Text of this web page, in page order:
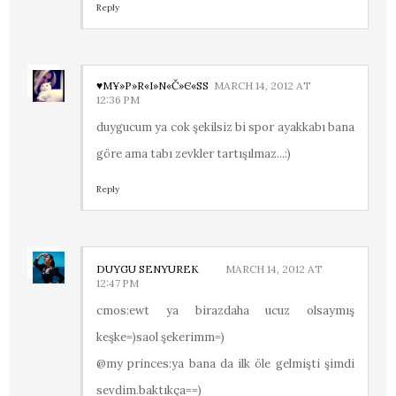
Reply
♥МҰ»P»R«I»N«Č»Є«SS MARCH 14, 2012 AT
12:36 PM
duygucum ya cok şekilsiz bi spor ayakkabı bana
göre ama tabı zevkler tartışılmaz...:)
Reply
DUYGU SENYUREK
MARCH 14, 2012 AT
12:47 PM
cmos:ewt ya birazdaha ucuz olsaymış
keşke=)saol şekerimm=)
@my princes:ya bana da ilk öle gelmişti şimdi
sevdim.baktıkça==)